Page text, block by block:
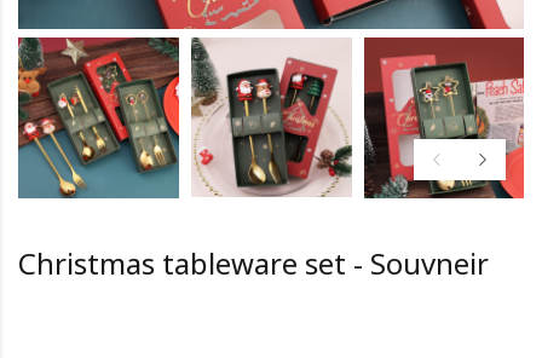
Christmas tableware set - Souvneir